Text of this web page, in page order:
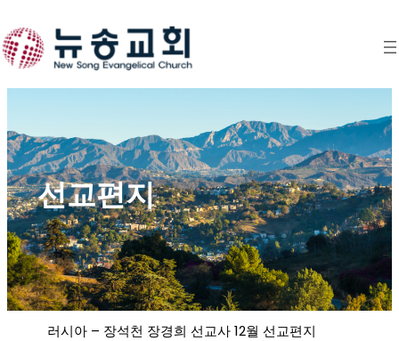
to
content
선교편지
러시아 – 장석천 장경희 선교사 12월 선교편지